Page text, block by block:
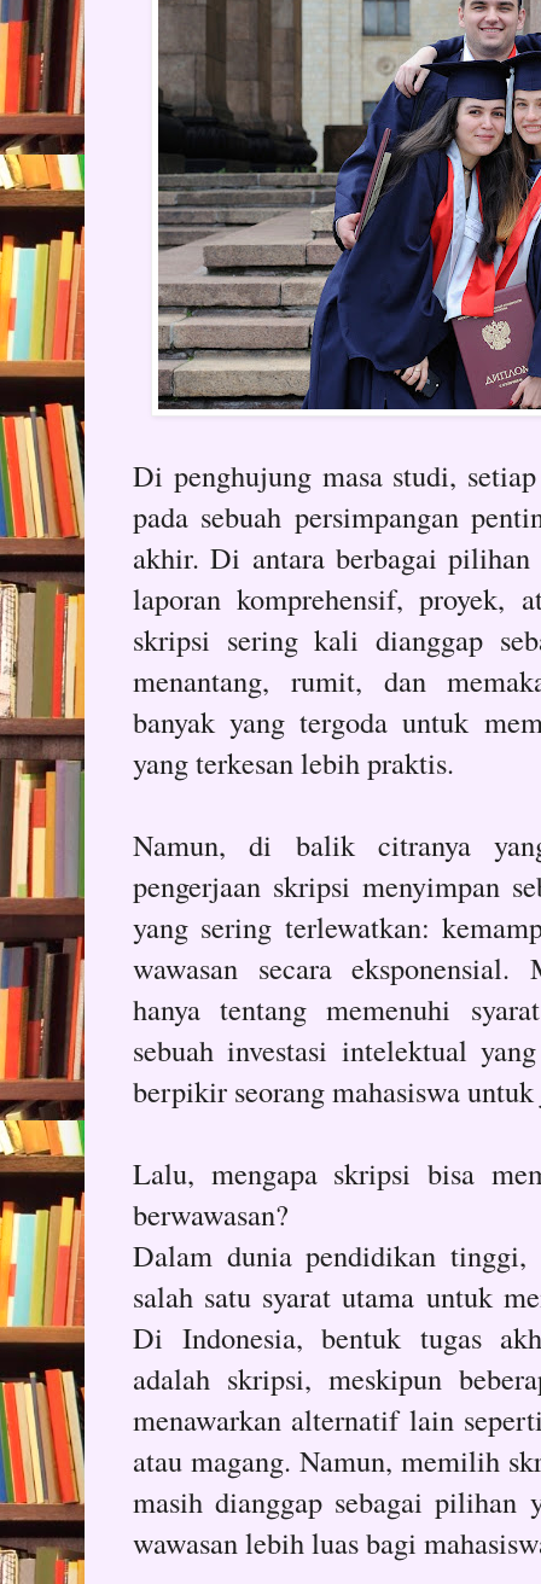
Di penghujung masa studi,
pada sebuah persimpangan
akhir. Di antara berbagai pilihan
laporan komprehensif, proyek,
skripsi sering kali dianggap
menantang, rumit, dan
banyak yang tergoda untuk
yang terkesan lebih praktis.
Namun, di balik citranya
pengerjaan skripsi menyimpan
yang sering terlewatkan:
wawasan secara
hanya tentang memenuhi
sebuah investasi intelektual
berpikir seorang mahasiswa
Lalu, mengapa skripsi bisa
berwawasan?
Dalam dunia pendidikan tinggi,
salah satu syarat utama untuk
Di Indonesia, bentuk tugas
adalah skripsi, meskipun
menawarkan alternatif lain
atau magang. Namun, memilih
masih dianggap sebagai pilihan
wawasan lebih luas bagi